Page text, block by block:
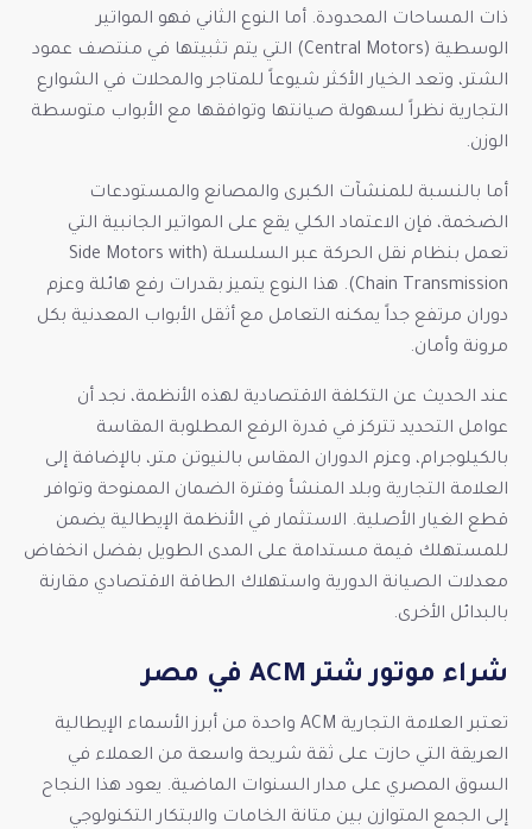
ذات المساحات المحدودة. أما النوع الثاني فهو المواتير
الوسطية (Central Motors) التي يتم تثبيتها في منتصف عمود
الشتر، وتعد الخيار الأكثر شيوعاً للمتاجر والمحلات في الشوارع
التجارية نظراً لسهولة صيانتها وتوافقها مع الأبواب متوسطة
الوزن.
أما بالنسبة للمنشآت الكبرى والمصانع والمستودعات
الضخمة، فإن الاعتماد الكلي يقع على المواتير الجانبية التي
تعمل بنظام نقل الحركة عبر السلسلة (Side Motors with
Chain Transmission). هذا النوع يتميز بقدرات رفع هائلة وعزم
دوران مرتفع جداً يمكنه التعامل مع أثقل الأبواب المعدنية بكل
مرونة وأمان.
عند الحديث عن التكلفة الاقتصادية لهذه الأنظمة، نجد أن
عوامل التحديد تتركز في قدرة الرفع المطلوبة المقاسة
بالكيلوجرام، وعزم الدوران المقاس بالنيوتن متر، بالإضافة إلى
العلامة التجارية وبلد المنشأ وفترة الضمان الممنوحة وتوافر
قطع الغيار الأصلية. الاستثمار في الأنظمة الإيطالية يضمن
للمستهلك قيمة مستدامة على المدى الطويل بفضل انخفاض
معدلات الصيانة الدورية واستهلاك الطاقة الاقتصادي مقارنة
بالبدائل الأخرى.
شراء موتور شتر ACM في مصر
تعتبر العلامة التجارية ACM واحدة من أبرز الأسماء الإيطالية
العريقة التي حازت على ثقة شريحة واسعة من العملاء في
السوق المصري على مدار السنوات الماضية. يعود هذا النجاح
إلى الجمع المتوازن بين متانة الخامات والابتكار التكنولوجي